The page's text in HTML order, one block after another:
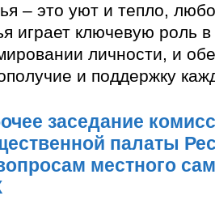
– это уют и тепло,
играет ключевую роль
личности, и
и поддержку
заседание
палаты
местного